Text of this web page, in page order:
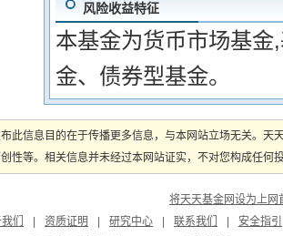
风险收益特征
本基金为货币市场基
金、债券型基金。
此信息目的在于传播更多信息，与本网站立场无关。
性等。相关信息并未经过本网站证实，不对您构成任
将天天基金网设为上网
们
资质证明 研究中心 联系我们
安全指引